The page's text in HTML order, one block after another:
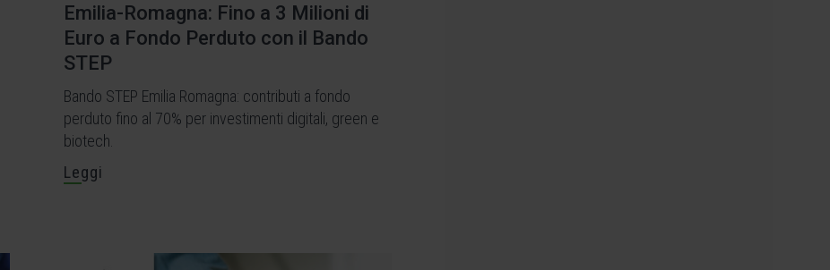
Emilia-Romagna: Fino a 3 Milioni di
Euro a Fondo Perduto con il Bando
STEP
Bando STEP Emilia Romagna: contributi a fondo
perduto fino al 70% per investimenti digitali, green e
biotech.
Leggi